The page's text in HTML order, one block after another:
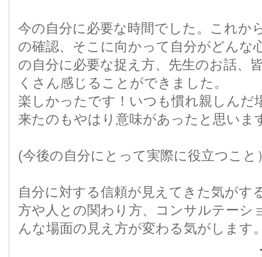
今の自分に必要な時間でした。これか
の確認、そこに向かって自分がどんな
の自分に必要な捉え方、先生のお話、
くさん感じることができました。
楽しかったです！いつも慣れ親しんだ
来たのもやはり意味があったと思いま
(今後の自分にとって実際に役立つこと
自分に対する信頼が見えてきた気がす
方や人との関わり方、コンサルテーシ
んな場面の見え方が変わる気がします